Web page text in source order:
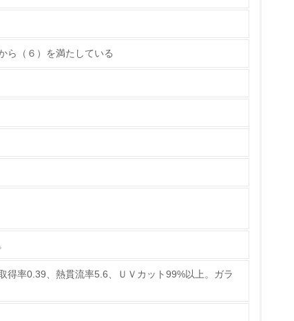
し、実践している
ら（６）を満たしている
得率0.39、熱貫流率5.6、ＵＶカット99%以上。ガラ